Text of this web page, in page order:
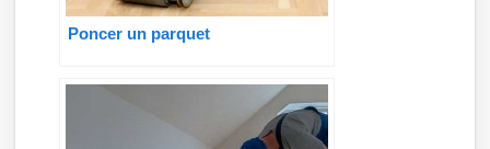
Poncer un parquet